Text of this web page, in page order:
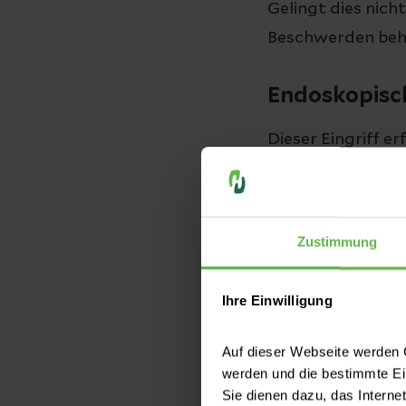
Zustimmung
Ihre Einwilligung
Auf dieser Webseite
werden und die bestimmte
Sie dienen dazu, das
Gelingt dies
Beschwerden
Dieser Eingriff
durch die Nase
Narben im
Der stationäre
sollten sich